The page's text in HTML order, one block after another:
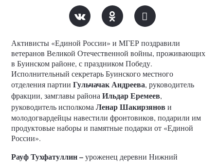
Активисты «Единой России» и МГЕР поздравили
ветеранов Великой Отечественной войны, проживающих
в Буинском районе, с праздником Победу.
Исполнительный секретарь Буинского местного
отделения партии Гульчачак Андреева, руководитель
фракции, замглавы района Ильдар Еремеев,
руководитель исполкома Ленар Шакирзянов и
молодогвардейцы навестили фронтовиков, подарили им
продуктовые наборы и памятные подарки от «Единой
России».
Рауф Тухфатуллин –уроженец деревни Нижний